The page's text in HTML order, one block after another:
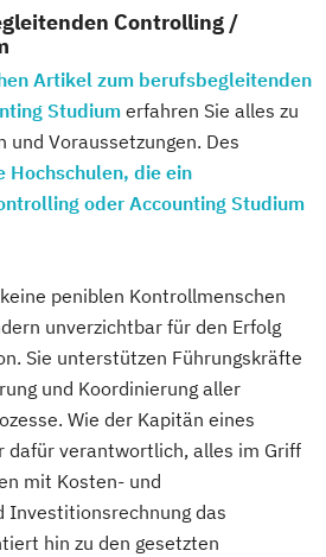
& Controlling
Wirtschaftsrecht
Vertiefung Notariat
Controlling /
Artikel zum berufsbegleitenden
Studium erfahren Sie alles zu
Voraussetzungen. Des
Hochschulen, die ein
oder Accounting Studium
peniblen Kontrollmenschen
unverzichtbar für den Erfolg
Sie unterstützen Führungskräfte
und Koordinierung aller
Wie der Kapitän eines
dafür verantwortlich, alles im Griff
mit Kosten- und
Investitionsrechnung das
hin zu den gesetzten